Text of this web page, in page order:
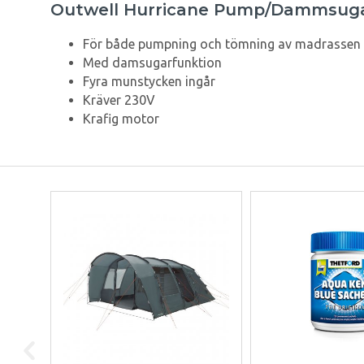
Outwell Hurricane Pump/
För både pumpning och tömning av madrassen
Med damsugarfunktion
Fyra munstycken ingår
Kräver 230V
Krafig motor